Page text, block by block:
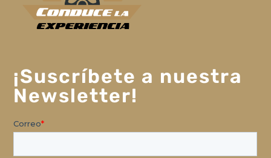
¡Suscríbete a nuestra
Newsletter!